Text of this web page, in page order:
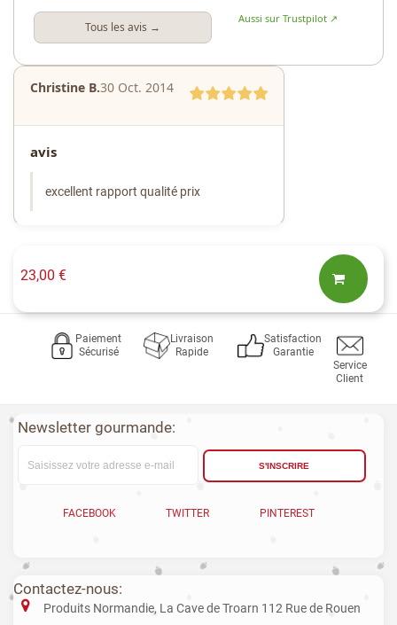
Tous les avis →
Aussi sur Trustpilot ↗
Christine B.30 Oct. 2014
avis
excellent rapport qualité prix
23,00 €
Paiement
Sécurisé
Livraison
Rapide
Satisfaction
Garantie
Service
Client
Newsletter gourmande:
S'INSCRIRE
FACEBOOK TWITTER PINTEREST
Contactez-nous:
Produits Normandie, La Cave de Troarn 112 Rue de Rouen